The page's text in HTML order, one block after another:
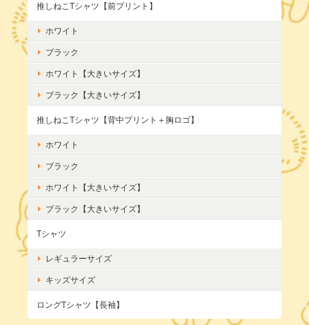
推しねこTシャツ【前プリント】
ホワイト
ブラック
ホワイト【大きいサイズ】
ブラック【大きいサイズ】
推しねこTシャツ【背中プリント＋胸ロゴ】
ホワイト
ブラック
ホワイト【大きいサイズ】
ブラック【大きいサイズ】
Tシャツ
レギュラーサイズ
キッズサイズ
ロングTシャツ【長袖】